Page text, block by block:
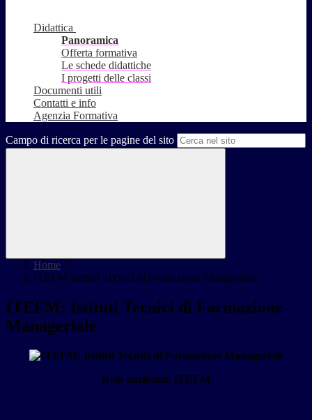
Didattica
Panoramica
Offerta formativa
Le schede didattiche
I progetti delle classi
Documenti utili
Contatti e info
Agenzia Formativa
Campo di ricerca per le pagine del sito
Home >
ITEFM: Istituti Tecnici di Formazione Manageriale
ITEFM: Istituti Tecnici di Formazione
Manageriale
Rete nazionale ITEFM